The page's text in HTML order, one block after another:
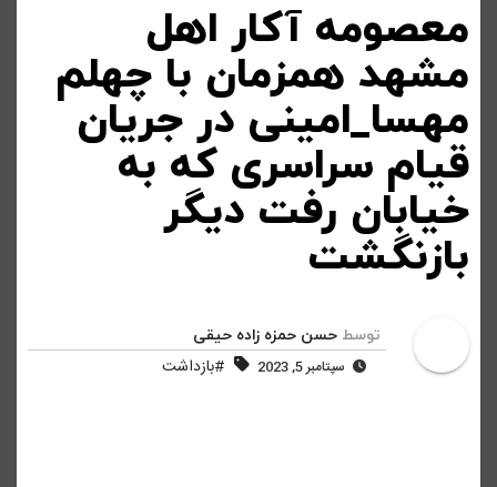
معصومه آکار اهل
مشهد همزمان با چهلم
مهسا_امینی در جریان
قیام سراسری که به
خیابان رفت دیگر
بازنگشت
توسط حسن حمزه زاده حیقی
سپتامبر 5, 2023 #بازداشت